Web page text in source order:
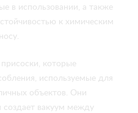
в использовании, а также
к химическим
которые
используемые для
объектов. Они
создает вакуум между